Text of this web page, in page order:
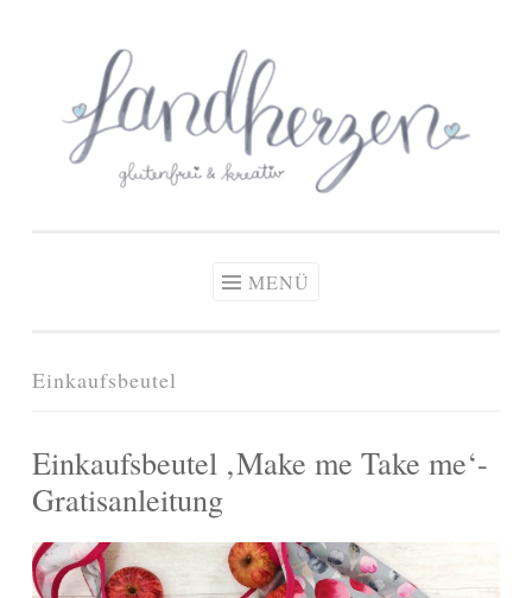
springen
Zöliakie, glutenfreie Ernährung
MENÜ
Einkaufsbeutel
Einkaufsbeutel ‚Make me Take me‘-
Gratisanleitung